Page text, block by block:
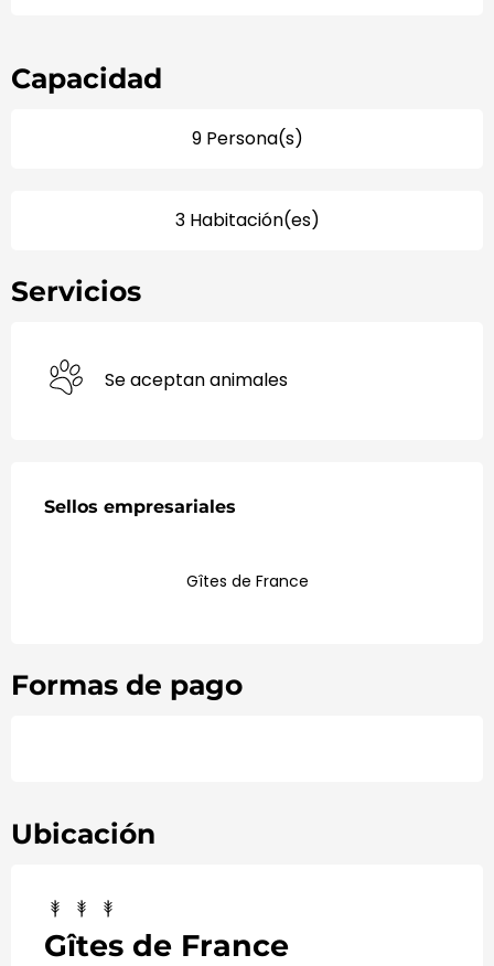
Capacidad
9 Persona(s)
3 Habitación(es)
Servicios
Se aceptan animales
Sellos empresariales
Sellos empresariales
Gîtes de France
Formas de pago
Ubicación
Gîtes de France